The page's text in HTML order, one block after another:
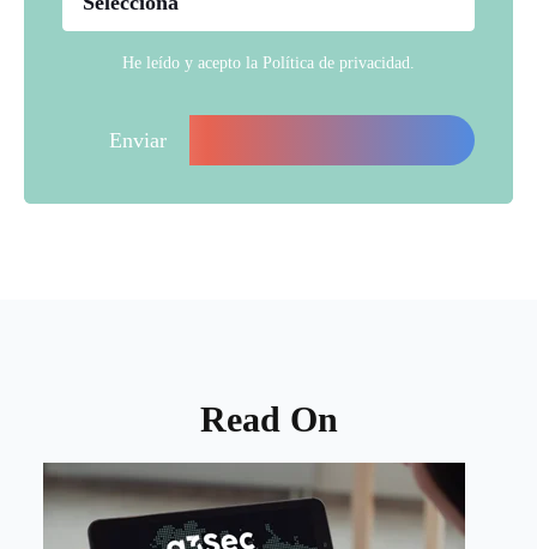
He leído y acepto la Política de privacidad
Read On